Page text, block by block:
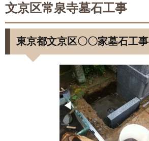
文京区常泉寺墓石工事
東京都文京区〇〇家墓石工事